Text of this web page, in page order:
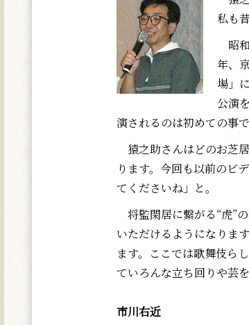
私も
昭
年、
場」
公演
演されるのは初めての事で
猿之助さんはどのお芝
ります。今回も以前のビ
てくださいね」と。
将監閑居に繋がる“虎”
いただけるようになりま
ます。ここでは歌舞伎ら
ていろんな立ち回りや芸
市川右近―――